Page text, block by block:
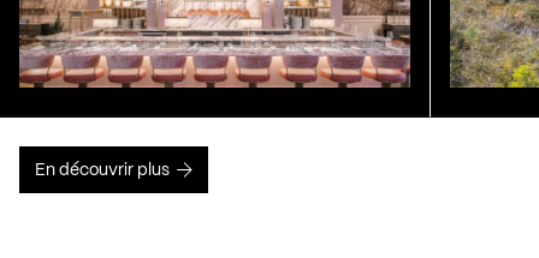
En découvrir plus